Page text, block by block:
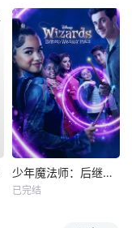
少年魔法师：后继者第三季
已完结